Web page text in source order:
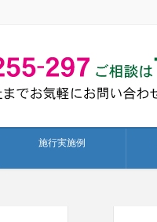
施行実施例